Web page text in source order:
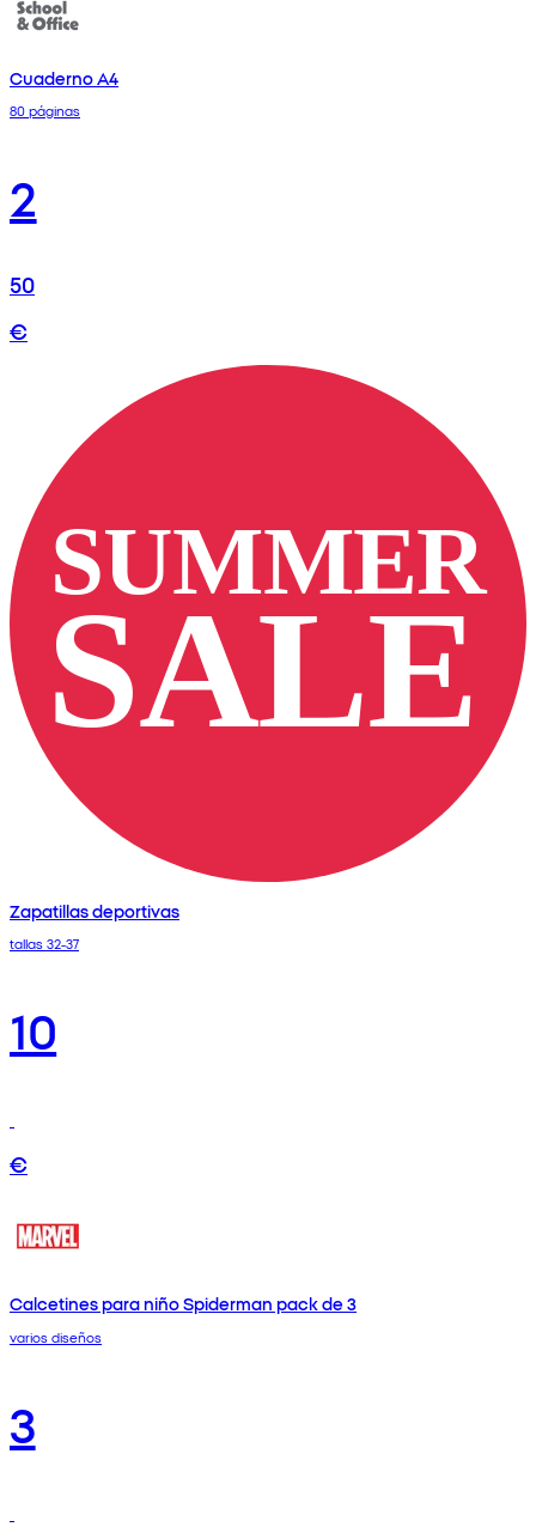
Cuaderno A4
80 páginas
2
50
€
Zapatillas deportivas
tallas 32-37
10
€
Calcetines para niño Spiderman pack de 3
varios diseños
3